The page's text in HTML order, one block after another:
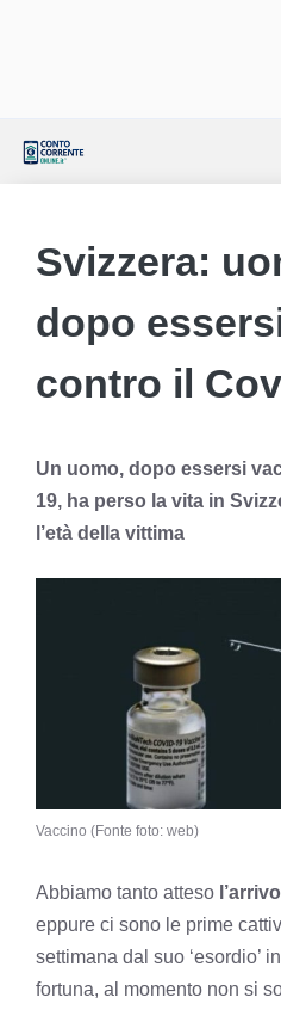
Svizzera:
dopo
contro il
Un uomo, dopo essersi
19, ha perso la vita in
l’età della vittima
Vaccino (Fonte foto: web)
Abbiamo tanto atteso
eppure ci sono le prime
settimana dal suo ‘esordio’
fortuna, al momento non si